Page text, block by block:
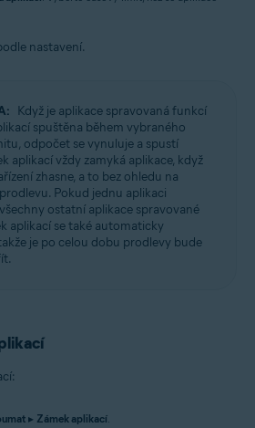
nastavení.
Když je aplikace spravovaná funkcí
spuštěna během vybraného
odpočet se vynuluje a spustí
aplikací vždy zamyká aplikace, když
zhasne, a to bez ohledu na
Pokud jednu aplikaci
ostatní aplikace spravované
aplikací se také automaticky
je po celou dobu prodlevy bude
▸ Zámek aplikací.